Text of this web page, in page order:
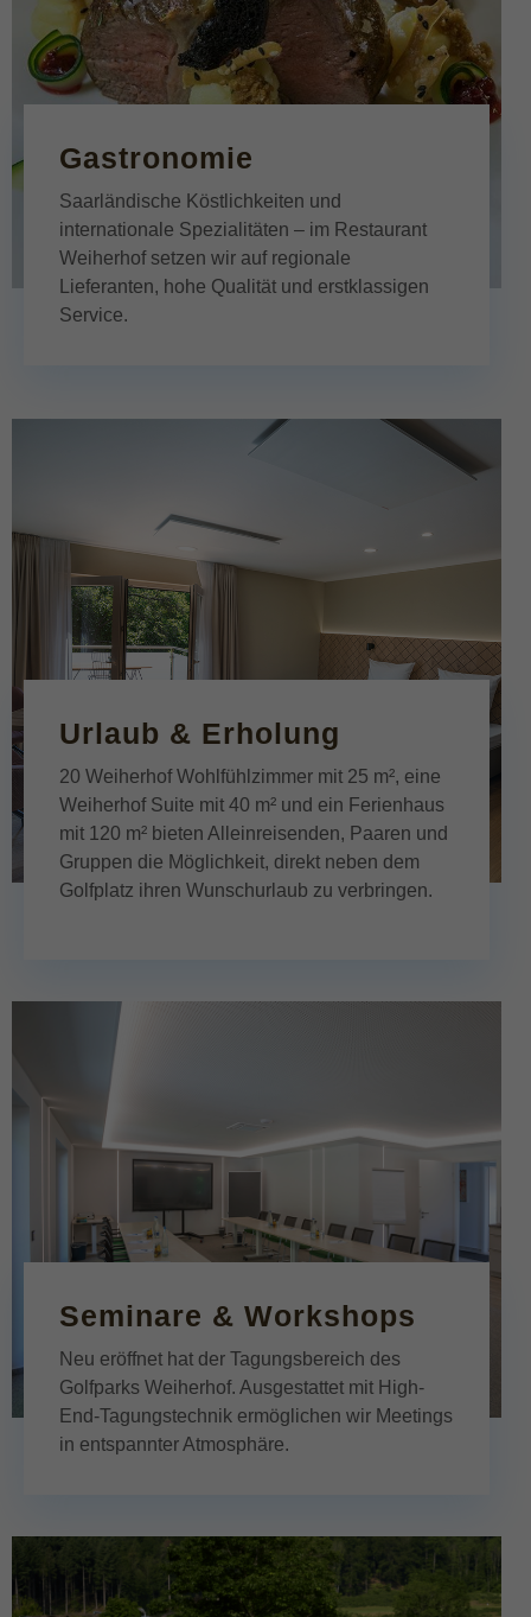
Gastronomie
Saarländische Köstlichkeiten und
internationale Spezialitäten – im Restaurant
Weiherhof setzen wir auf regionale
Lieferanten, hohe Qualität und erstklassigen
Service.
Urlaub & Erholung
20 Weiherhof Wohlfühlzimmer mit 25 m², eine
Weiherhof Suite mit 40 m² und ein Ferienhaus
mit 120 m² bieten Alleinreisenden, Paaren und
Gruppen die Möglichkeit, direkt neben dem
Golfplatz ihren Wunschurlaub zu verbringen.
Seminare & Workshops
Neu eröffnet hat der Tagungsbereich des
Golfparks Weiherhof. Ausgestattet mit High-
End-Tagungstechnik ermöglichen wir Meetings
in entspannter Atmosphäre.